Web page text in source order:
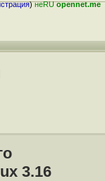
)неRUopennet.me
3.16